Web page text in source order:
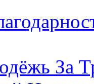
За